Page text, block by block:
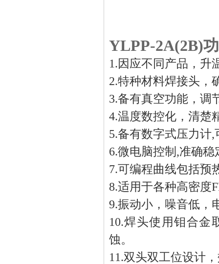
YLPP-2A(2B)
1.因应不同产品，升
2.特种材料焊接头，
3.备有真空功能，调
4.温度数控化，清楚
5.备有数字式压力计
6.微电脑控制,准确稳
7.可编程曲线包括预
8.适用于各种高密度
9.振动小，噪音低，
10.焊头使用钼合金
蚀。
11.双头双工位设计